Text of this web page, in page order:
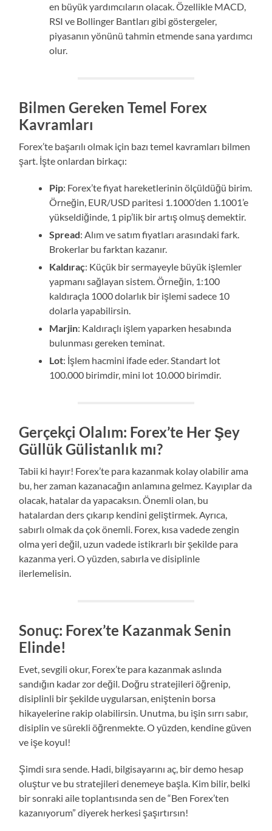
en büyük yardımcıların olacak. Özellikle MACD,
RSI ve Bollinger Bantları gibi göstergeler,
piyasanın yönünü tahmin etmende sana yardımcı
olur.
Bilmen Gereken Temel Forex
Kavramları
Forex’te başarılı olmak için bazı temel kavramları bilmen
şart. İşte onlardan birkaçı:
Pip: Forex’te fiyat hareketlerinin ölçüldüğü birim.
Örneğin, EUR/USD paritesi 1.1000’den 1.1001’e
yükseldiğinde, 1 pip’lik bir artış olmuş demektir.
Spread: Alım ve satım fiyatları arasındaki fark.
Brokerlar bu farktan kazanır.
Kaldıraç: Küçük bir sermayeyle büyük işlemler
yapmanı sağlayan sistem. Örneğin, 1:100
kaldıraçla 1000 dolarlık bir işlemi sadece 10
dolarla yapabilirsin.
Marjin: Kaldıraçlı işlem yaparken hesabında
bulunması gereken teminat.
Lot: İşlem hacmini ifade eder. Standart lot
100.000 birimdir, mini lot 10.000 birimdir.
Gerçekçi Olalım: Forex’te Her Şey
Güllük Gülistanlık mı?
Tabii ki hayır! Forex’te para kazanmak kolay olabilir ama
bu, her zaman kazanacağın anlamına gelmez. Kayıplar da
olacak, hatalar da yapacaksın. Önemli olan, bu
hatalardan ders çıkarıp kendini geliştirmek. Ayrıca,
sabırlı olmak da çok önemli. Forex, kısa vadede zengin
olma yeri değil, uzun vadede istikrarlı bir şekilde para
kazanma yeri. O yüzden, sabırla ve disiplinle
ilerlemelisin.
Sonuç: Forex’te Kazanmak Senin
Elinde!
Evet, sevgili okur, Forex’te para kazanmak aslında
sandığın kadar zor değil. Doğru stratejileri öğrenip,
disiplinli bir şekilde uygularsan, eniştenin borsa
hikayelerine rakip olabilirsin. Unutma, bu işin sırrı sabır,
disiplin ve sürekli öğrenmekte. O yüzden, kendine güven
ve işe koyul!
Şimdi sıra sende. Hadi, bilgisayarını aç, bir demo hesap
oluştur ve bu stratejileri denemeye başla. Kim bilir, belki
bir sonraki aile toplantısında sen de “Ben Forex’ten
kazanıyorum” diyerek herkesi şaşırtırsın!